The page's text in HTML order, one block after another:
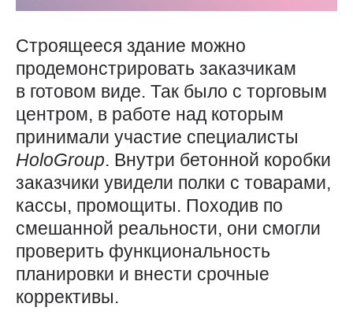
Строящееся здание можно
продемонстрировать заказчикам
в готовом виде. Так было с торговым
центром, в работе над которым
принимали участие специалисты
HoloGroup. Внутри бетонной коробки
заказчики увидели полки с товарами,
кассы, промощиты. Походив по
смешанной реальности, они смогли
проверить функциональность
планировки и внести срочные
коррективы.